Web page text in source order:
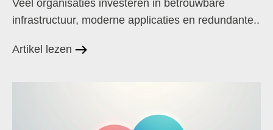
Veel organisaties investeren in betrouwbare
infrastructuur, moderne applicaties en redundante..
Artikel lezen